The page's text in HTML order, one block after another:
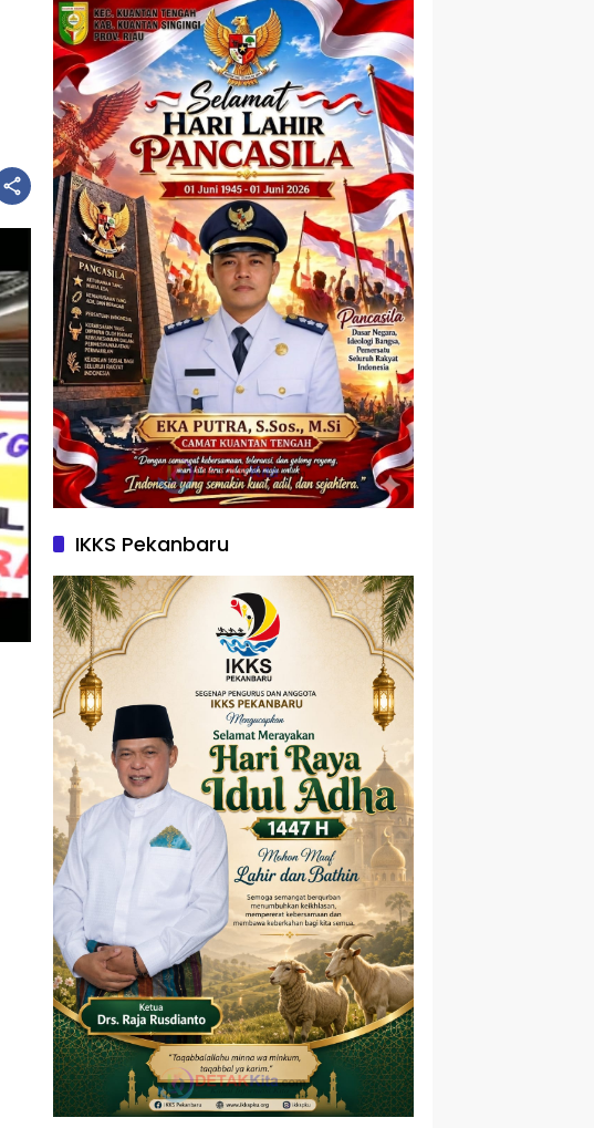
IKKS Pekanbaru